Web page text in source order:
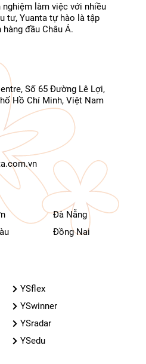
làm việc với nhiều
tư, Yuanta tự hào là tập
đầu Châu Á.
Số 65 Đường Lê Lợi,
Hồ Chí Minh, Việt Nam
Đà Nẵng
Đồng Nai
YSflex
YSwinner
YSradar
YSedu